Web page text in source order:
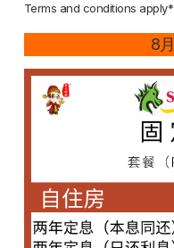
Terms and conditions apply*
8月